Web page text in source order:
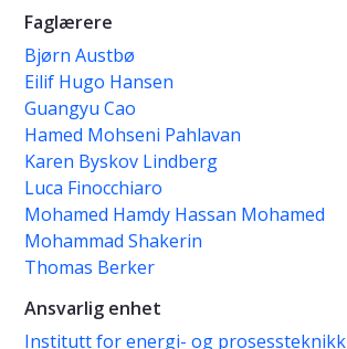
Faglærere
Bjørn Austbø
Eilif Hugo Hansen
Guangyu Cao
Hamed Mohseni Pahlavan
Karen Byskov Lindberg
Luca Finocchiaro
Mohamed Hamdy Hassan Mohamed
Mohammad Shakerin
Thomas Berker
Ansvarlig enhet
Institutt for energi- og prosessteknikk